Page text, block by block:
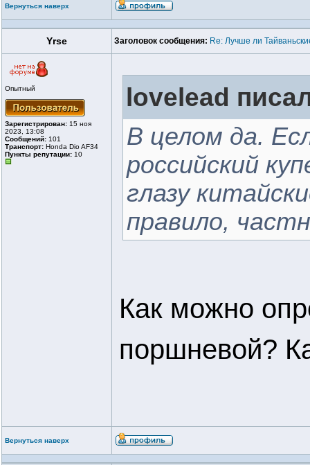
Вернуться наверх
Yrse Заголовок сообщения: Re: Лучше ли
Опытный
Зарегистрирован: 15 ноя
2023, 13:08
Сообщений: 101
Транспорт: Honda Dio AF34
Пункты репутации: 10
lovelead
В целом да.
российский
глазу
правило,
Как можно
поршневой?
Вернуться наверх